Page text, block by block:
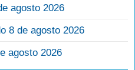
agosto 2026
8 de agosto 2026
agosto 2026